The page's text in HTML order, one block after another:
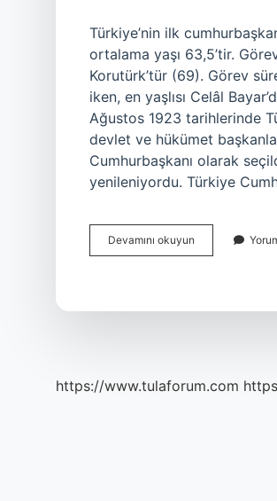
Türkiye’nin ilk
ortalama yaşı 63,5’tir.
Korutürk’tür (69). Görev
iken, en yaşlısı Celâl
Ağustos 1923 tarihlerinde
devlet ve hükümet
Cumhurbaşkanı olarak
yenileniyordu. Türkiye
Devamını okuyun
Ve
https://www.tulaforum.com